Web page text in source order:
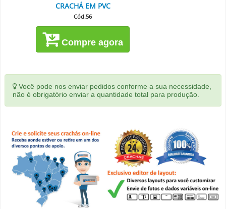
CRACHÁ EM PVC
Cód.56
Compre agora
Você pode nos enviar pedidos conforme a sua necessidade,
não é obrigatório enviar a quantidade total para produção.